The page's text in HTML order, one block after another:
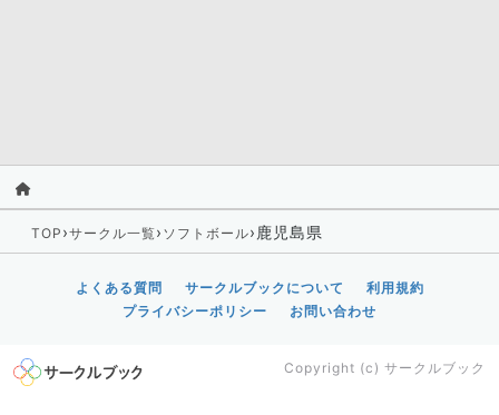
TOP ›サークル一覧› ソフトボール› 鹿児島県
よくある質問 サークルブックについて
利用規約
プライバシーポリシー
お問い合わせ
Copyright (c) サークルブック